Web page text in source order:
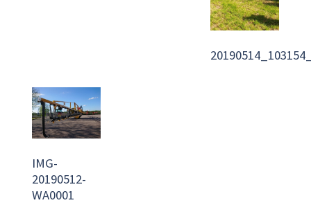
IMG-
20190512-
WA0001